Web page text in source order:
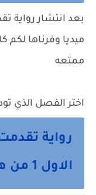
بعد انتشار رواية
ميديا وفرناها لكم
ممتعه
اختر الفصل الذي
رواية
الاول 1 من هنا